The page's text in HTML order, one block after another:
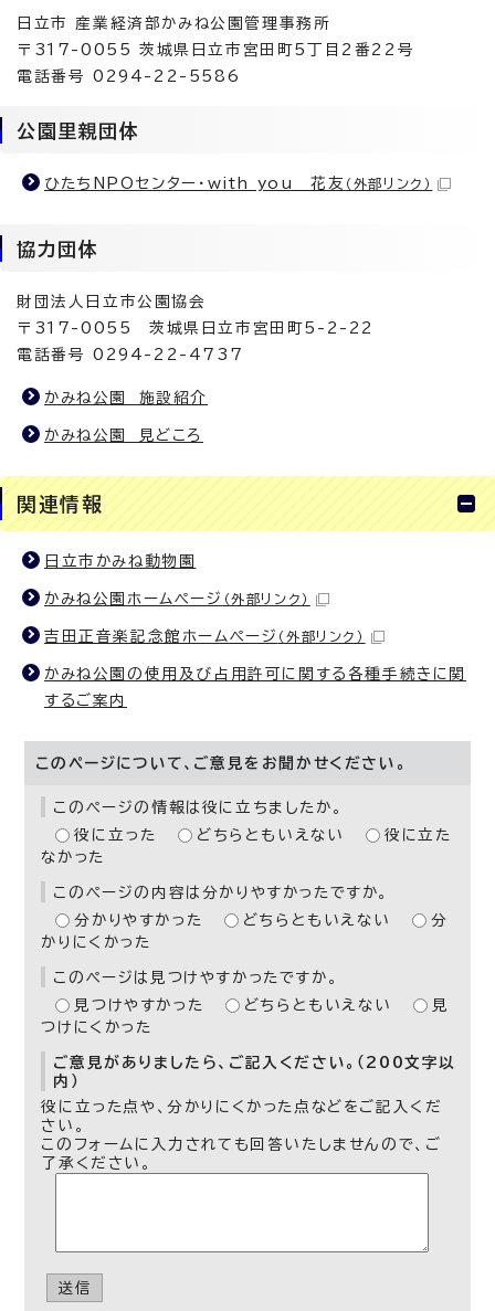
日立市 産業経済部かみね公園管理事務所
〒317-0055 茨城県日立市宮田町5丁目2番22号
電話番号 0294-22-5586
公園里親団体
ひたちNPOセンター・with you 花友 （外部リンク）
協力団体
財団法人日立市公園協会
〒317-0055 茨城県日立市宮田町5-2-22
電話番号 0294-22-4737
かみね公園 施設紹介
かみね公園 見どころ
関連情報
日立市かみね動物園
かみね公園ホームページ （外部リンク）
吉田正音楽記念館ホームページ （外部リンク）
かみね公園の使用及び占用許可に関する各種手続きに関
するご案内
このページについて、ご意見をお聞かせください。
このページの情報は役に立ちましたか。
役に立った
どちらともいえない
役に立た
なかった
このページの内容は分かりやすかったですか。
分かりやすかった
どちらともいえない
分
かりにくかった
このページは見つけやすかったですか。
見つけやすかった
どちらともいえない
見
つけにくかった
ご意見がありましたら、ご記入ください。（200文字以
内）
役に立った点や、分かりにくかった点などをご記入くだ
さい。
このフォームに入力されても回答いたしませんので、ご
了承ください。
送信